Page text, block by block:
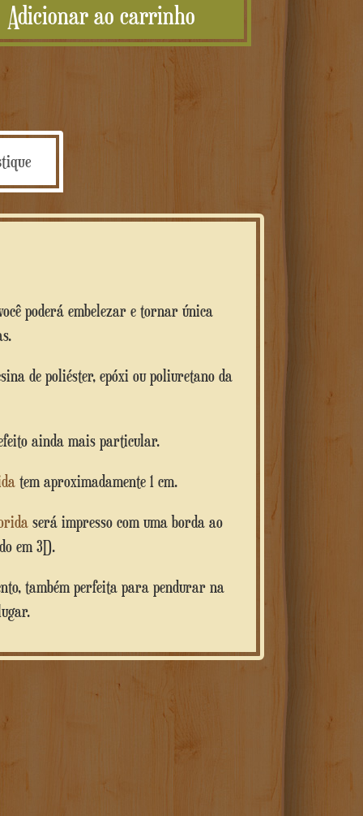
in
resina
Adicionar ao carrinho
poderá embelezar e tornar única
de poliéster, epóxi ou poliuretano da
ainda mais particular.
tem aproximadamente 1 cm.
será impresso com uma borda ao
em 3D.